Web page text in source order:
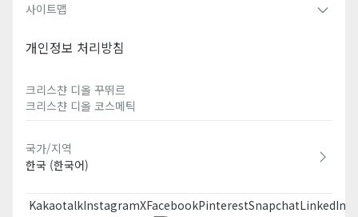
사이트맵
개인정보 처리방침
크리스챤 디올 꾸뛰르​
크리스챤 디올 코스메틱​
국가/지역
한국 (한국어)
KakaotalkInstagramXFacebookPinterestSnapchatLinkedIn